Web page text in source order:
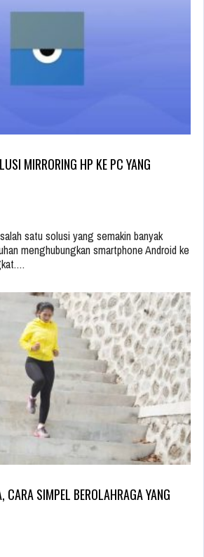
MIRRORING HP KE PC YANG
satu solusi yang semakin banyak
menghubungkan smartphone Android ke
CARA SIMPEL BEROLAHRAGA YANG